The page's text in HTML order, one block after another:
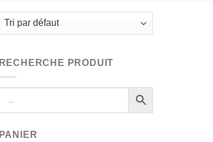
RECHERCHE PRODUIT
PANIER